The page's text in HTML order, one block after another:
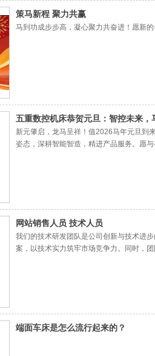
策马新程 聚力共赢
马到功成步步高，凝心聚力共奋进！愿新
五重数控机床恭贺元旦：智控未来，
新元肇启，龙马呈祥！值2026马年元旦到
姿态，深耕智能智造，精进产品服务。愿
网站销售人员 技术人员
我们的技术研发团队是公司创新与技术进
案，以技术实力筑牢市场竞争力。同时，
端面车床是怎么流行起来的？